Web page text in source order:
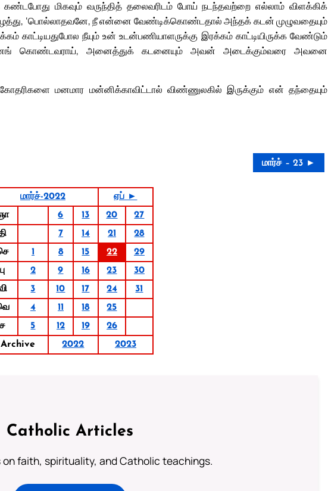
மிகவும் வருந்தித் தலைவரிடம் போய் நடந்தவற்றை எல்லாம் விளக்கிக்
‘பொல்லாதவனே, நீ என்னை வேண்டிக்கொண்டதால் அந்தக் கடன் முழுவதையும்
காட்டியதுபோல நீயும் உன் உடன்பணியாளருக்கு இரக்கம் காட்டியிருக்க வேண்டும்
கொண்டவராய், அனைத்துக் கடனையும் அவன் அடைக்கும்வரை அவனை
மனமார மன்னிக்காவிட்டால் விண்ணுலகில் இருக்கும் என் தந்தையும்
மார்ச் – 23 ►
மார்ச்-2022
ஏப் ►
6 13 20
27
7 14 21
28
1 8 15 22
29
பு
2 9 16 23
30
3 10 17 24
31
4 11 18
25
ச
5 12 19
26
Archive
2022 2023
Catholic Articles
on faith, spirituality, and Catholic teachings.